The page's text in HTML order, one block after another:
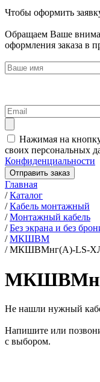
Чтобы оформить
Обращаем Ваше
оформления заказа в
Нажимая на
своих персональных
Конфиденциальности
Отправить заказ
Главная
/Каталог
/Кабель монтажный
/Монтажный кабель
/Без экрана и без
/МКШВМ
/МКШВМнг(А)-LS-
Не нашли нужный
Напишите или
с выбором.